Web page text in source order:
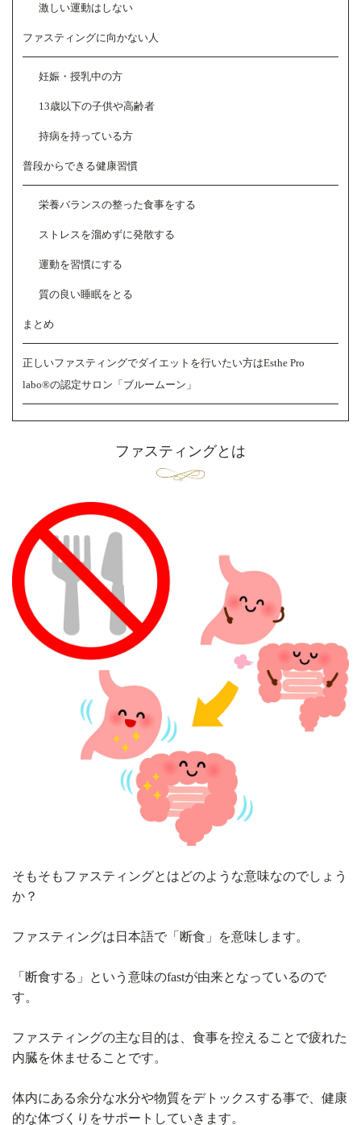
激しい運動はしない
ファスティングに向かない人
妊娠・授乳中の方
13歳以下の子供や高齢者
持病を持っている方
普段からできる健康習慣
栄養バランスの整った食事をする
ストレスを溜めずに発散する
運動を習慣にする
質の良い睡眠をとる
まとめ
正しいファスティングでダイエットを行いたい方はEsthe Pro
labo®の認定サロン「ブルームーン」
ファスティングとは
そもそもファスティングとはどのような意味なのでしょう
か？
ファスティングは日本語で「断食」を意味します。
「断食する」という意味のfastが由来となっているので
す。
ファスティングの主な目的は、食事を控えることで疲れた
内臓を休ませることです。
体内にある余分な水分や物質をデトックスする事で、健康
的な体づくりをサポートしていきます。